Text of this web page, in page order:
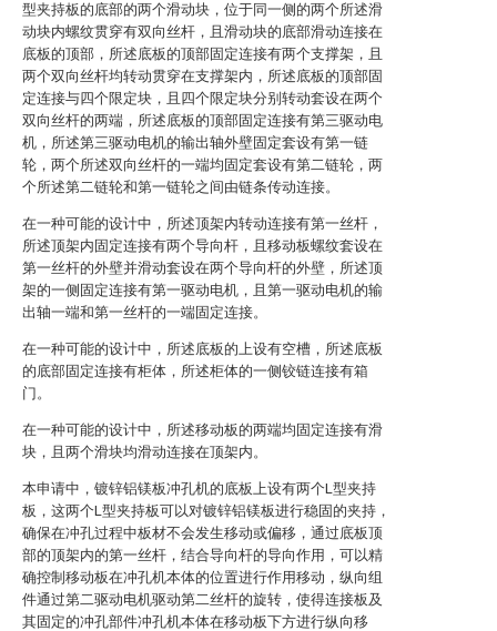
型夹持板的底部的两个滑动块，位于同一侧的两个所述滑
动块内螺纹贯穿有双向丝杆，且滑动块的底部滑动连接在
底板的顶部，所述底板的顶部固定连接有两个支撑架，且
两个双向丝杆均转动贯穿在支撑架内，所述底板的顶部固
定连接与四个限定块，且四个限定块分别转动套设在两个
双向丝杆的两端，所述底板的顶部固定连接有第三驱动电
机，所述第三驱动电机的输出轴外壁固定套设有第一链
轮，两个所述双向丝杆的一端均固定套设有第二链轮，两
个所述第二链轮和第一链轮之间由链条传动连接。
在一种可能的设计中，所述顶架内转动连接有第一丝杆，
所述顶架内固定连接有两个导向杆，且移动板螺纹套设在
第一丝杆的外壁并滑动套设在两个导向杆的外壁，所述顶
架的一侧固定连接有第一驱动电机，且第一驱动电机的输
出轴一端和第一丝杆的一端固定连接。
在一种可能的设计中，所述底板的上设有空槽，所述底板
的底部固定连接有柜体，所述柜体的一侧铰链连接有箱
门。
在一种可能的设计中，所述移动板的两端均固定连接有滑
块，且两个滑块均滑动连接在顶架内。
本申请中，镀锌铝镁板冲孔机的底板上设有两个L型夹持
板，这两个L型夹持板可以对镀锌铝镁板进行稳固的夹持，
确保在冲孔过程中板材不会发生移动或偏移，通过底板顶
部的顶架内的第一丝杆，结合导向杆的导向作用，可以精
确控制移动板在冲孔机本体的位置进行作用移动，纵向组
件通过第二驱动电机驱动第二丝杆的旋转，使得连接板及
其固定的冲孔部件冲孔机本体在移动板下方进行纵向移